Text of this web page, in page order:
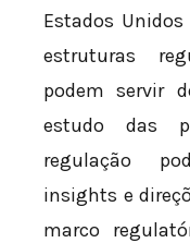
Estados
estruturas
podem servir
estudo das
regulação
insights e
marco